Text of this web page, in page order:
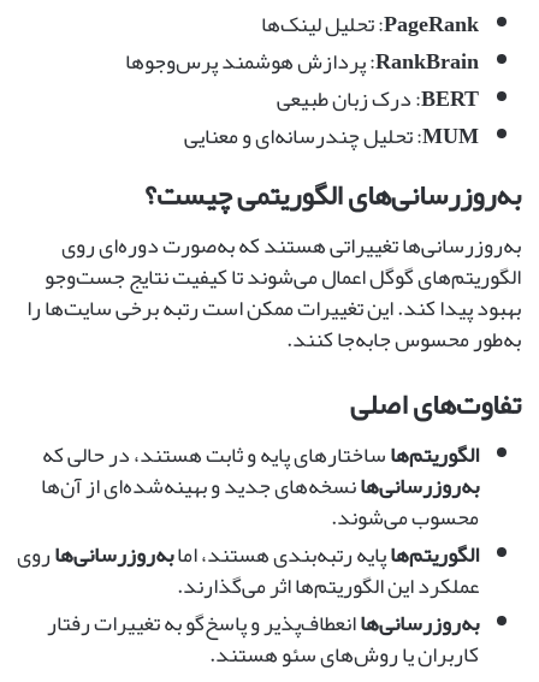
PageRank: تحلیل لینک‌ها
RankBrain: پردازش هوشمند پرس‌وجوها
BERT: درک زبان طبیعی
MUM: تحلیل چندرسانه‌ای و معنایی
به‌روزرسانی‌های الگوریتمی چیست؟
به‌روزرسانی‌ها تغییراتی هستند که به‌صورت دوره‌ای روی
الگوریتم‌های گوگل اعمال می‌شوند تا کیفیت نتایج جست‌وجو
بهبود پیدا کند. این تغییرات ممکن است رتبه برخی سایت‌ها را
به‌طور محسوس جابه‌جا کنند.
تفاوت‌های اصلی
الگوریتم‌هاساختارهای پایه و ثابت هستند، در حالی که
به‌روزرسانی‌هانسخه‌های جدید و بهینه‌شده‌ای از آن‌ها
محسوب می‌شوند.
الگوریتم‌هاپایه رتبه‌بندی هستند، امابه‌روزرسانی‌هاروی
عملکرد این الگوریتم‌ها اثر می‌گذارند.
به‌روزرسانی‌هاانعطاف‌پذیر و پاسخ‌گو به تغییرات رفتار
کاربران یا روش‌های سئو هستند.